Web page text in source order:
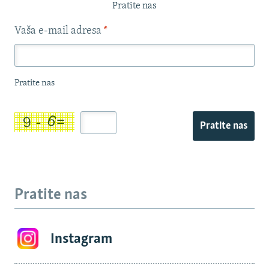
Pratite nas
Vaša e-mail adresa *
Pratite nas
Pratite nas
Pratite nas
Instagram